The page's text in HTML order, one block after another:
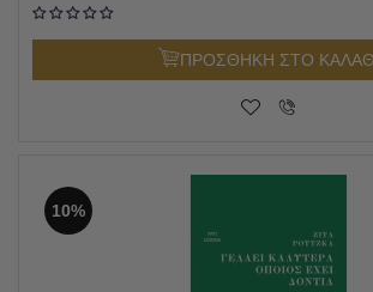
ΠΡΟΣΘΗΚΗ ΣΤΟ
10%